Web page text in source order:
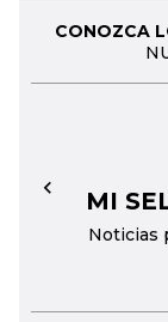
CONOZCA
MI
Noticias
←